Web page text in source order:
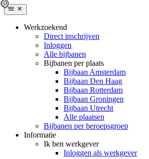
Werkzoekend
Direct inschrijven
Inloggen
Alle bijbanen
Bijbanen per plaats
Bijbaan Amsterdam
Bijbaan Den Haag
Bijbaan Rotterdam
Bijbaan Groningen
Bijbaan Utrecht
Alle plaatsen
Bijbanen per beroepsgroep
Informatie
Ik ben werkgever
Inloggen als werkgever